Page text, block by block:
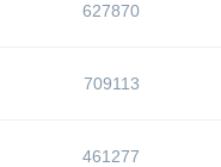
627870
709113
461277